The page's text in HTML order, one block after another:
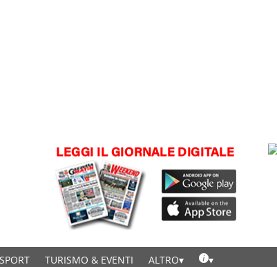
SPORT TURISMO & EVENTI ALTRO